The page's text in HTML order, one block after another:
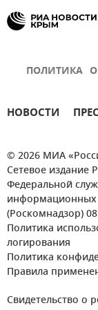
ПОЛИТИКА
НОВОСТИ
© 2026 МИА
Сетевое издание
Федеральной
информационных
(Роскомнадзор)
Политика
логирования
Политика
Правила
Свидетельство о